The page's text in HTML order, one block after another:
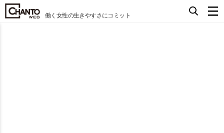
働く女性の生きやすさにコミット